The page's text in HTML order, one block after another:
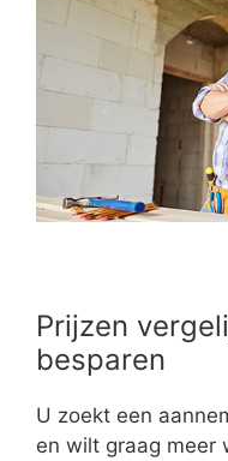
Prijzen
besparen
U zoekt een
en wilt graag meer